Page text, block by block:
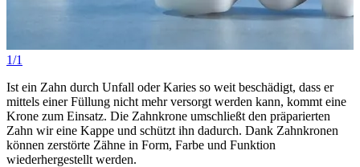
1/1
Ist ein Zahn durch Unfall oder Karies so weit beschädigt, dass er
mittels einer Füllung nicht mehr versorgt werden kann, kommt eine
Krone zum Einsatz. Die Zahnkrone umschließt den präparierten
Zahn wir eine Kappe und schützt ihn dadurch. Dank Zahnkronen
können zerstörte Zähne in Form, Farbe und Funktion
wiederhergestellt werden.